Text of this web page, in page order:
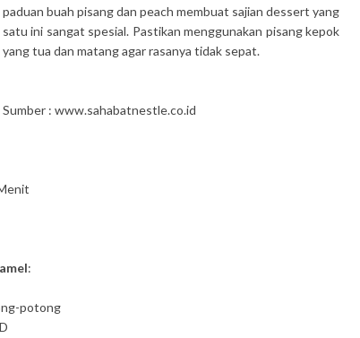
paduan buah pisang dan peach membuat sajian dessert yang
satu ini sangat spesial. Pastikan menggunakan pisang kepok
yang tua dan matang agar rasanya tidak sepat.
Sumber : www.sahabatnestle.co.id
:
potong